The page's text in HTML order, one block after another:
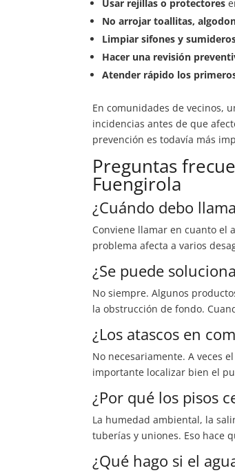
Usar rejillas o protectores
No arrojar toallitas,
Limpiar sifones y
Hacer una revisión
Atender rápido los
En comunidades de vecinos,
incidencias antes de que
prevención es todavía más
Preguntas
Fuengirola
¿Cuándo debo
Conviene llamar en cuanto el
problema afecta a varios
¿Se puede
No siempre. Algunos
la obstrucción de fondo.
¿Los atascos en
No necesariamente. A veces
importante localizar bien el
¿Por qué los pisos
La humedad ambiental, la
tuberías y uniones. Eso hace
¿Qué hago si el